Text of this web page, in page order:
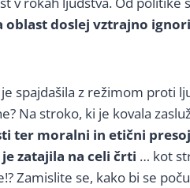
doslej vztrajno
spajdašila z režimom proti
Na stroko, ki je kovala
ter moralni in etični
zatajila na celi črti … kot
Zamislite se, kako bi se